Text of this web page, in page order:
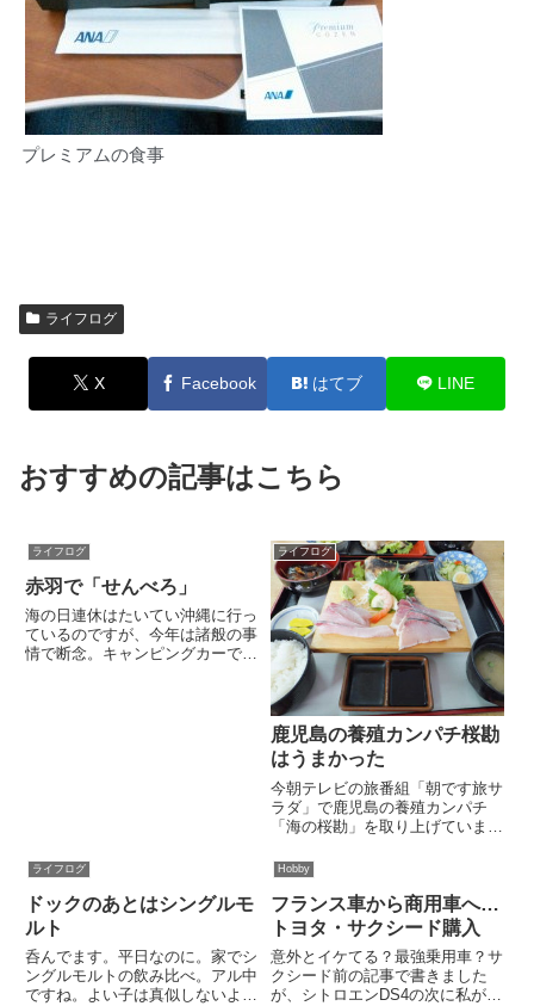
プレミアムの食事
ライフログ
X Facebook はてブ LINE
おすすめの記事はこちら
ライフログ
赤羽で「せんべろ」
海の日連休はたいてい沖縄に行っ
ているのですが、今年は諸般の事
情で断念。キャンピングカーで出
ライフログ
鹿児島の養殖カンパチ桜勘
はうまかった
今朝テレビの旅番組「朝です旅サ
ラダ」で鹿児島の養殖カンパチ
「海の桜勘」を取り上げていまし
島県垂水市の漁協によるブランド
日本一だそうです。実は、数年前
キャンピングカーで鹿児島を旅し
た...
ライフログ
ドックのあとはシングルモ
ルト
呑んでます。平日なのに。家でシ
ングルモルトの飲み比べ。アル中
ですね。よい子は真似しないよう
Hobby
フランス車から商用車へ…
トヨタ・サクシード購入
意外とイケてる？最強乗用車？サ
クシード前の記事で書きました
が、シトロエンDS4の次に私が選